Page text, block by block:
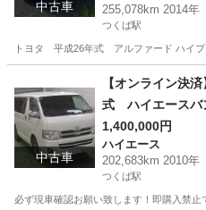
中古車
255,078km 2014年
つくば駅
トヨタ 平成26年式 アルファード ハイ
つくば駅 アル
中古車
【オンライン決
式 ハイエースバ
ゼルターボ
1,400,000円
ハイエース
202,683km 2010年
つくば駅
必ず現車確認お願い致します！即購入